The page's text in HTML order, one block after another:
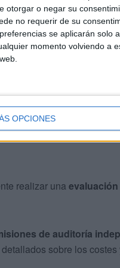
otorgar o negar su
no requerir de su
se aplicarán solo
momento volviendo a
OPCIONES
respecto a los
ciudad.
realizar una
de auditoría
sobre los